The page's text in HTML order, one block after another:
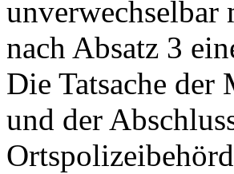
unverwechselbar
nach Absatz 3
Die Tatsache
und der